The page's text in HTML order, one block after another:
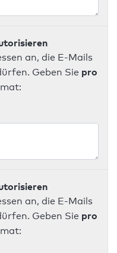
an, die E-Mails
Geben Sie pro
an, die E-Mails
Geben Sie pro